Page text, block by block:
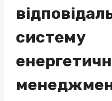
систему